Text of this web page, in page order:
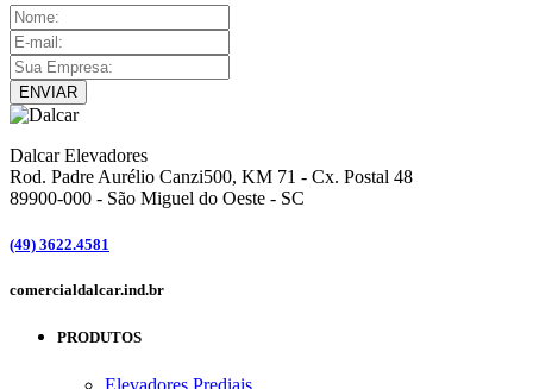
ENVIAR
Dalcar Elevadores
Rod. Padre Aurélio Canzi500, KM 71 - Cx. Postal 48
89900-000 - São Miguel do Oeste - SC
(49) 3622.4581
comercialdalcar.ind.br
PRODUTOS
Elevadores Prediais ...